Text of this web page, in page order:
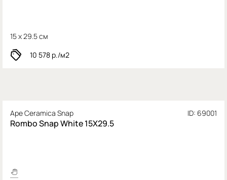
15 x 29.5 см
10 578 р./м2
Ape Ceramica Snap ID: 69001
Rombo Snap White 15X29.5